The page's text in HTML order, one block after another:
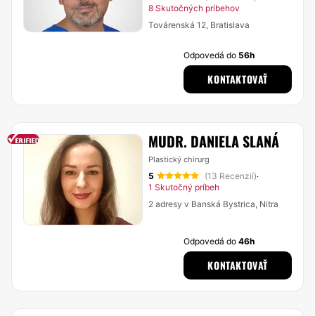
8 Skutočných príbehov
Továrenská 12, Bratislava
Odpovedá do56h
KONTAKTOVAŤ
MUDR. DANIELA SLANÁ
Plastický chirurg
5 (13 Recenzií)·
1 Skutočný príbeh
2 adresy v Banská Bystrica, Nitra
Odpovedá do46h
KONTAKTOVAŤ